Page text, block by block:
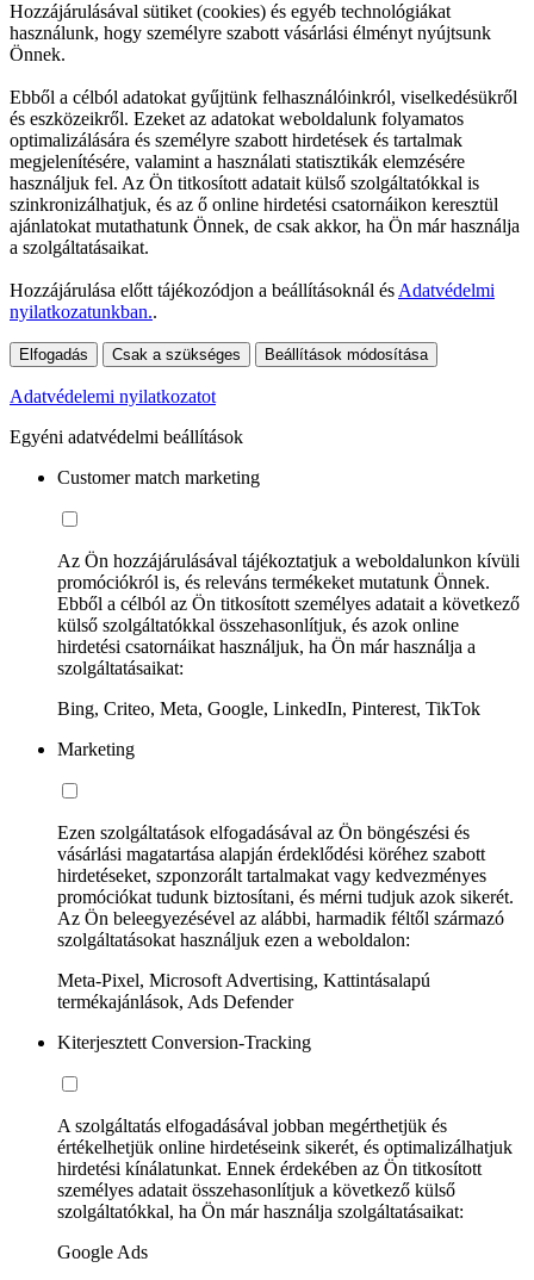
Hozzájárulásával sütiket (cookies) és egyéb technológiákat
használunk, hogy személyre szabott vásárlási élményt nyújtsunk
Önnek.
Ebből a célból adatokat gyűjtünk felhasználóinkról, viselkedésükről
és eszközeikről. Ezeket az adatokat weboldalunk folyamatos
optimalizálására és személyre szabott hirdetések és tartalmak
megjelenítésére, valamint a használati statisztikák elemzésére
használjuk fel. Az Ön titkosított adatait külső szolgáltatókkal is
szinkronizálhatjuk, és az ő online hirdetési csatornáikon keresztül
ajánlatokat mutathatunk Önnek, de csak akkor, ha Ön már használja
a szolgáltatásaikat.
Hozzájárulása előtt tájékozódjon a beállításoknál és Adatvédelmi
nyilatkozatunkban..
Elfogadás Csak a szükséges Beállítások módosítása
Adatvédelemi nyilatkozatot
Egyéni adatvédelmi beállítások
Customer match marketing
Az Ön hozzájárulásával tájékoztatjuk a weboldalunkon kívüli
promóciókról is, és releváns termékeket mutatunk Önnek.
Ebből a célból az Ön titkosított személyes adatait a következő
külső szolgáltatókkal összehasonlítjuk, és azok online
hirdetési csatornáikat használjuk, ha Ön már használja a
szolgáltatásaikat:
Bing, Criteo, Meta, Google, LinkedIn, Pinterest, TikTok
Marketing
Ezen szolgáltatások elfogadásával az Ön böngészési és
vásárlási magatartása alapján érdeklődési köréhez szabott
hirdetéseket, szponzorált tartalmakat vagy kedvezményes
promóciókat tudunk biztosítani, és mérni tudjuk azok sikerét.
Az Ön beleegyezésével az alábbi, harmadik féltől származó
szolgáltatásokat használjuk ezen a weboldalon:
Meta-Pixel, Microsoft Advertising, Kattintásalapú
termékajánlások, Ads Defender
Kiterjesztett Conversion-Tracking
A szolgáltatás elfogadásával jobban megérthetjük és
értékelhetjük online hirdetéseink sikerét, és optimalizálhatjuk
hirdetési kínálatunkat. Ennek érdekében az Ön titkosított
személyes adatait összehasonlítjuk a következő külső
szolgáltatókkal, ha Ön már használja szolgáltatásaikat:
Google Ads